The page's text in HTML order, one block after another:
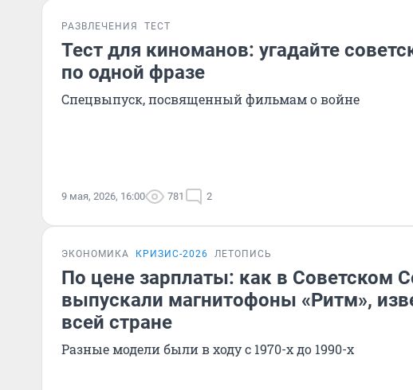
РАЗВЛЕЧЕНИЯ ТЕСТ
Тест для киноманов: угадайте
по одной фразе
Спецвыпуск, посвященный фильмам о войне
9 мая, 2026, 16:00 781 2
ЭКОНОМИКА КРИЗИС-2026 ЛЕТОПИСЬ
По цене зарплаты: как в Советском
выпускали магнитофоны «Ритм»,
всей стране
Разные модели были в ходу с 1970-х до 1990-х